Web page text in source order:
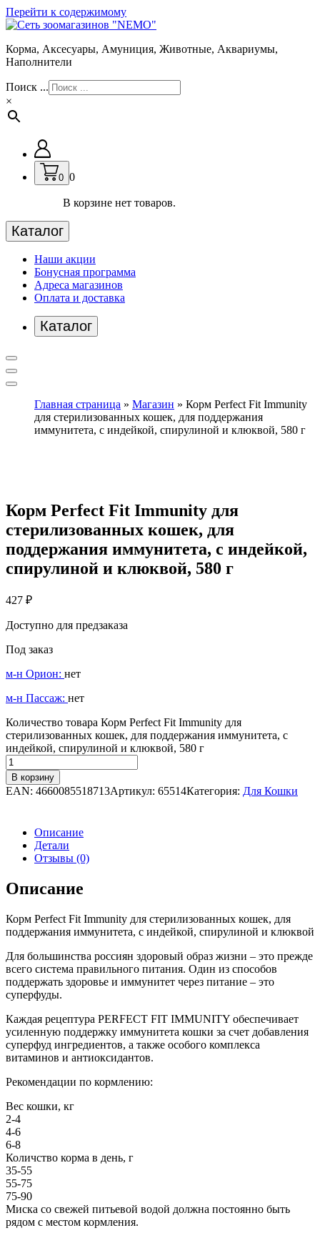
Перейти к содержимому
Корма, Аксесуары, Амуниция, Животные, Аквариумы,
Наполнители
Поиск ...
×
0 0
В корзине нет товаров.
Каталог
Наши акции
Бонусная программа
Адреса магазинов
Оплата и доставка
Каталог
Главная страница » Магазин » Корм Perfect Fit Immunity
для стерилизованных кошек, для поддержания
иммунитета, с индейкой, спирулиной и клюквой, 580 г
Корм Perfect Fit Immunity для
стерилизованных кошек, для
поддержания иммунитета, с индейкой,
спирулиной и клюквой, 580 г
427 ₽
Доступно для предзаказа
Под заказ
м-н Орион: нет
м-н Пассаж: нет
Количество товара Корм Perfect Fit Immunity для
стерилизованных кошек, для поддержания иммунитета, с
индейкой, спирулиной и клюквой, 580 г
В корзину
EAN: 4660085518713Артикул: 65514Категория: Для Кошки
Описание
Детали
Отзывы (0)
Описание
Корм Perfect Fit Immunity для стерилизованных кошек, для
поддержания иммунитета, с индейкой, спирулиной и клюквой
Для большинства россиян здоровый образ жизни – это прежде
всего система правильного питания. Один из способов
поддержать здоровье и иммунитет через питание – это
суперфуды.
Каждая рецептура PERFECT FIT IMMUNITY обеспечивает
усиленную поддержку иммунитета кошки за счет добавления
суперфуд ингредиентов, а также особого комплекса
витаминов и антиоксидантов.
Рекомендации по кормлению:
Вес кошки, кг
2-4
4-6
6-8
Количство корма в день, г
35-55
55-75
75-90
Миска со свежей питьевой водой должна постоянно быть
рядом с местом кормления.